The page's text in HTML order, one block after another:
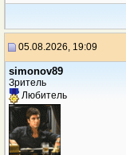
05.08.2026, 19:09
simonov89
Зритель
Любитель